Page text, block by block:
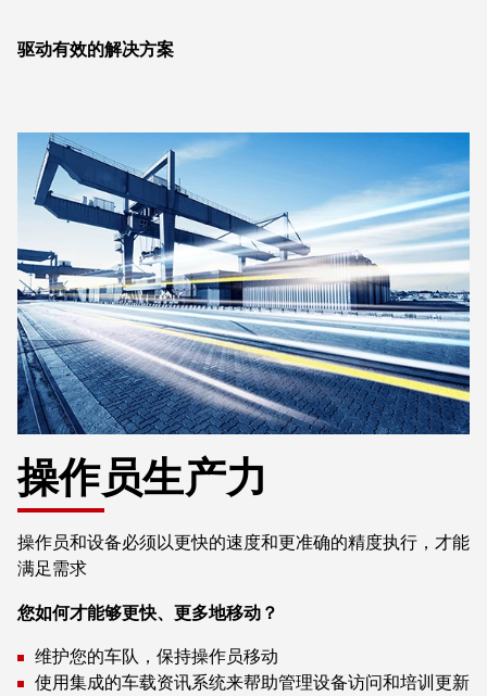
驱动有效的解决方案
操作员生产力
操作员和设备必须以更快的速度和更准确的精度执行，才能
满足需求
您如何才能够更快、更多地移动？
维护您的车队，保持操作员移动
使用集成的车载资讯系统来帮助管理设备访问和培训更新